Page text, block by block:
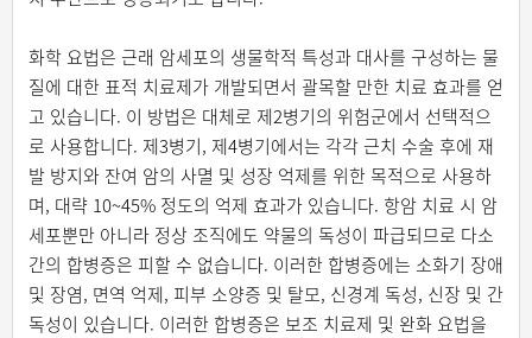
화학 요법은 근래 암세포의 생물학적 특성과 대사를 구성하는 물
질에 대한 표적 치료제가 개발되면서 괄목할 만한 치료 효과를 얻
고 있습니다. 이 방법은 대체로 제2병기의 위험군에서 선택적으
로 사용합니다. 제3병기, 제4병기에서는 각각 근치 수술 후에 재
발 방지와 잔여 암의 사멸 및 성장 억제를 위한 목적으로 사용하
며, 대략 10~45% 정도의 억제 효과가 있습니다. 항암 치료 시 암
세포뿐만 아니라 정상 조직에도 약물의 독성이 파급되므로 다소
간의 합병증은 피할 수 없습니다. 이러한 합병증에는 소화기 장애
및 장염, 면역 억제, 피부 소양증 및 탈모, 신경계 독성, 신장 및 간
독성이 있습니다. 이러한 합병증은 보조 치료제 및 완화 요법을